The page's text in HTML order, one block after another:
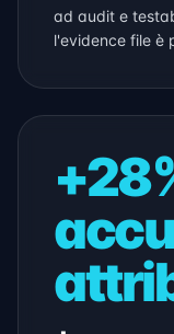
ad audit e
l'evidence file è